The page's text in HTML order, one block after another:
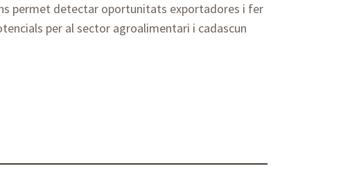
permet detectar oportunitats exportadores i fer
per al sector agroalimentari i cadascun